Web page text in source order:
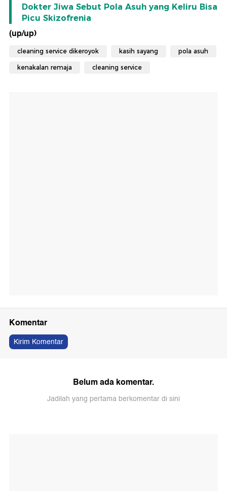
Dokter Jiwa Sebut Pola Asuh yang Keliru Bisa
Picu Skizofrenia
(up/up)
cleaning service dikeroyok kasih sayang pola asuh
kenakalan remaja cleaning service
Komentar
Kirim Komentar
Belum ada komentar.
Jadilah yang pertama berkomentar di sini